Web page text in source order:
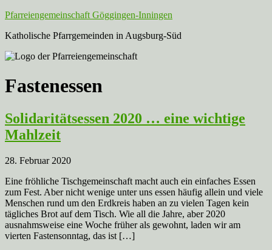
Pfarreiengemeinschaft Göggingen-Inningen
Katholische Pfarrgemeinden in Augsburg-Süd
Fastenessen
Solidaritätsessen 2020 … eine wichtige
Mahlzeit
28. Februar 2020
Eine fröhliche Tischgemeinschaft macht auch ein einfaches Essen
zum Fest. Aber nicht wenige unter uns essen häufig allein und viele
Menschen rund um den Erdkreis haben an zu vielen Tagen kein
tägliches Brot auf dem Tisch. Wie all die Jahre, aber 2020
ausnahmsweise eine Woche früher als gewohnt, laden wir am
vierten Fastensonntag, das ist […]